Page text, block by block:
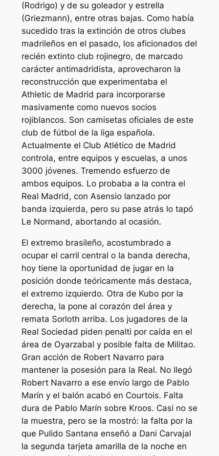
(Rodrigo) y de su goleador y estrella
(Griezmann), entre otras bajas. Como había
sucedido tras la extinción de otros clubes
madrileños en el pasado, los aficionados del
recién extinto club rojinegro, de marcado
carácter antimadridista, aprovecharon la
reconstrucción que experimentaba el
Athletic de Madrid para incorporarse
masivamente como nuevos socios
rojiblancos. Son camisetas oficiales de este
club de fútbol de la liga española.
Actualmente el Club Atlético de Madrid
controla, entre equipos y escuelas, a unos
3000 jóvenes. Tremendo esfuerzo de
ambos equipos. Lo probaba a la contra el
Real Madrid, con Asensio lanzado por
banda izquierda, pero su pase atrás lo tapó
Le Normand, abortando al ocasión.
El extremo brasileño, acostumbrado a
ocupar el carril central o la banda derecha,
hoy tiene la oportunidad de jugar en la
posición donde teóricamente más destaca,
el extremo izquierdo. Otra de Kubo por la
derecha, la pone al corazón del área y
remata Sorloth arriba. Los jugadores de la
Real Sociedad piden penalti por caída en el
área de Oyarzabal y posible falta de Militao.
Gran acción de Robert Navarro para
mantener la posesión para la Real. No llegó
Robert Navarro a ese envío largo de Pablo
Marín y el balón acabó en Courtois. Falta
dura de Pablo Marín sobre Kroos. Casi no se
la muestra, pero se la mostró: la falta por la
que Pulido Santana enseñó a Dani Carvajal
la segunda tarjeta amarilla de la noche en